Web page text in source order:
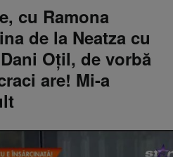
cu Ramona
de la Neatza cu
Oțil, de vorbă
are! Mi-a